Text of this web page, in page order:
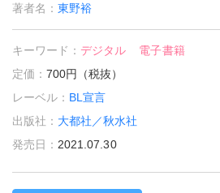
著者名：東野裕
キーワード：デジタル
電子書籍
定価：700円（税抜）
レーベル： BL宣言
出版社： 大都社／秋水社
発売日： 2021.07.30